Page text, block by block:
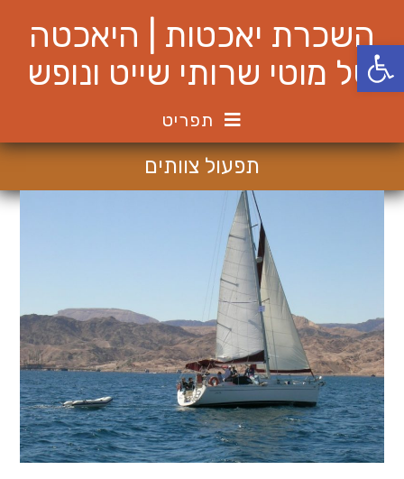
פתח סרגל נגישות
contentהשכרת יאכטות | היאכטה
של מוטי שרותי שייט ונופש
תפריט
תפעול צוותים